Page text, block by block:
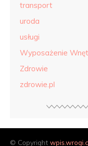
transport
uroda
usługi
Wyposażenie
Zdrowie
zdrowie.pl
© Copyright